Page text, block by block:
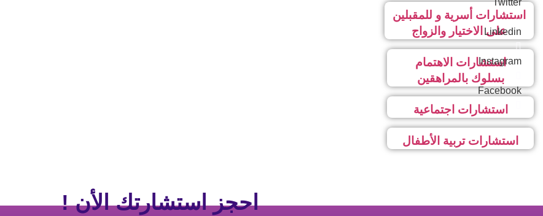
Twitter
Linkedin
Instagram
Facebook
استشارات أسرية و للمقبلين
على الاختيار والزواج
استشارات الاهتمام
بسلوك بالمراهقين
استشارات اجتماعية
استشارات تربية الأطفال
احجز استشارتك الأن !